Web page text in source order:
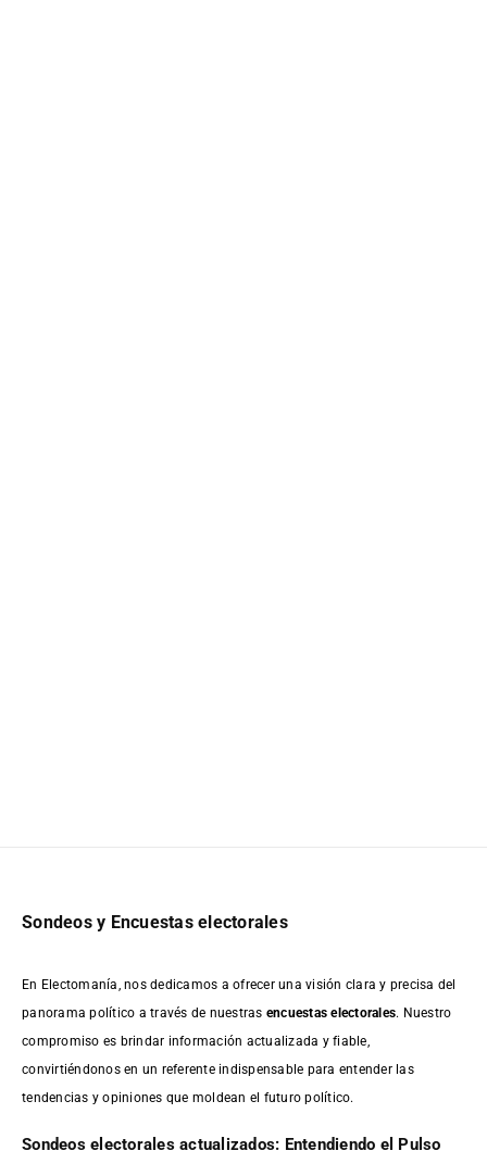
Sondeos y Encuestas electorales
En Electomanía, nos dedicamos a ofrecer una visión clara y precisa del
panorama político a través de nuestras encuestas electorales. Nuestro
compromiso es brindar información actualizada y fiable,
convirtiéndonos en un referente indispensable para entender las
tendencias y opiniones que moldean el futuro político.
Sondeos electorales actualizados: Entendiendo el Pulso